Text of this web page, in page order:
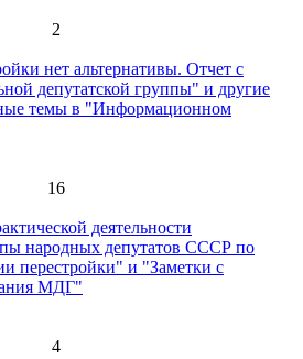
2
нет альтернативы. Отчет с
депутатской группы" и другие
темы в "Информационном
16
деятельности
народных депутатов СССР по
перестройки" и "Заметки с
МДГ"
4